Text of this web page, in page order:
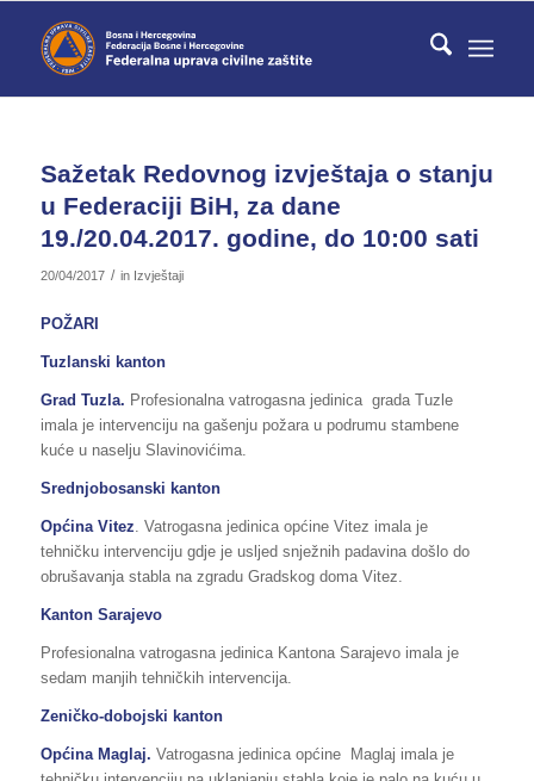
Sažetak Redovnog izvještaja o stanju
u Federaciji BiH, za dane
19./20.04.2017. godine, do 10:00 sati
20/04/2017 / in Izvještaji
POŽARI
Tuzlanski kanton
Grad Tuzla. Profesionalna vatrogasna jedinica grada Tuzle
imala je intervenciju na gašenju požara u podrumu stambene
kuće u naselju Slavinovićima.
Srednjobosanski kanton
Općina Vitez. Vatrogasna jedinica općine Vitez imala je
tehničku intervenciju gdje je usljed snježnih padavina došlo do
obrušavanja stabla na zgradu Gradskog doma Vitez.
Kanton Sarajevo
Profesionalna vatrogasna jedinica Kantona Sarajevo imala je
sedam manjih tehničkih intervencija.
Zeničko-dobojski kanton
Općina Maglaj. Vatrogasna jedinica općine Maglaj imala je